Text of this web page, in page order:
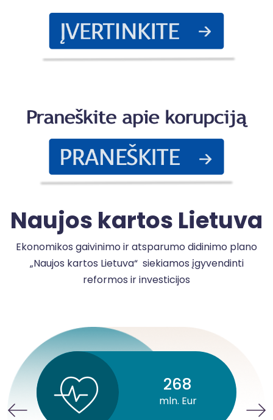
Naujos kartos Lietuva
Ekonomikos gaivinimo ir atsparumo didinimo plano
„Naujos kartos Lietuva“ siekiamos įgyvendinti
reformos ir investicijos
268
mln. Eur